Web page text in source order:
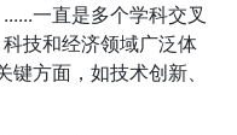
一直是多个学科交叉
技和经济领域广泛体
方面，如技术创新、